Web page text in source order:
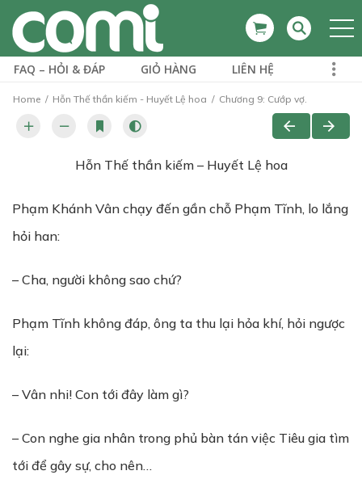
FAQ – HỎI & ĐÁP GIỎ HÀNG LIÊN HỆ
Home Hỗn Thế thần kiếm - Huyết Lệ hoa Chương 9: Cướp vợ.
Hỗn Thế thần kiếm – Huyết Lệ hoa
Phạm Khánh Vân chạy đến gần chỗ Phạm Tĩnh, lo lắng
hỏi han:
– Cha, người không sao chứ?
Phạm Tĩnh không đáp, ông ta thu lại hỏa khí, hỏi ngược
lại:
– Vân nhi! Con tới đây làm gì?
– Con nghe gia nhân trong phủ bàn tán việc Tiêu gia tìm
tới để gây sự, cho nên…